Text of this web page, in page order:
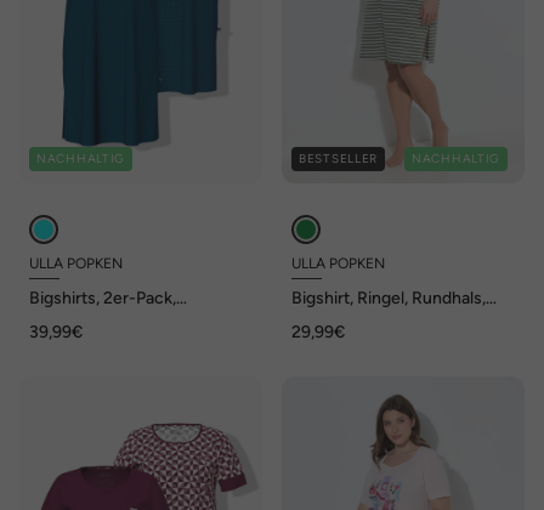
NACHHALTIG
ULLA POPKEN
Bigshirts, 2er-Pack,
Halbarm
39,99€
BESTSELLER NACHHALTIG
ULLA POPKEN
Bigshirt, Ringel, Rundhals,
29,99€